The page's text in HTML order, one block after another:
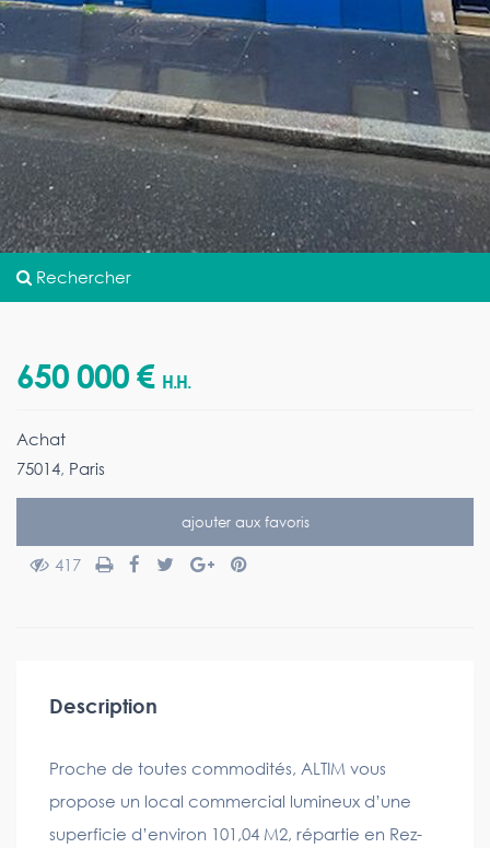
Rechercher
650 000 € H.H.
Achat
75014, Paris
ajouter aux favoris
417
Description
Proche de toutes commodités, ALTIM vous
propose un local commercial lumineux d’une
superficie d’environ 101,04 M2, répartie en Rez-